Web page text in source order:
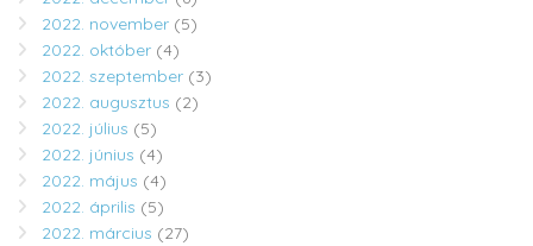
2022. november (5)
2022. október (4)
2022. szeptember (3)
2022. augusztus (2)
2022. július (5)
2022. június (4)
2022. május (4)
2022. április (5)
2022. március (27)